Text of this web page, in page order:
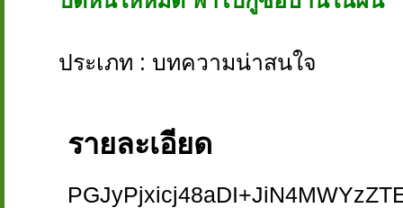
ประเภท : บทความน่าสนใจ
รายละเอียด